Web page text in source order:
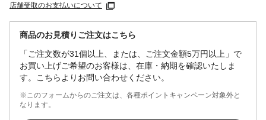
店舗受取のお支払いについて
商品のお見積りご注文はこちら
「ご注文数が31個以上、または、ご注文金額5万円以上」で
お買い上げご希望のお客様は、在庫・納期を確認いたしま
す。こちらよりお問い合わせください。
※このフォームからのご注文は、各種ポイントキャンペーン対象外と
なります。